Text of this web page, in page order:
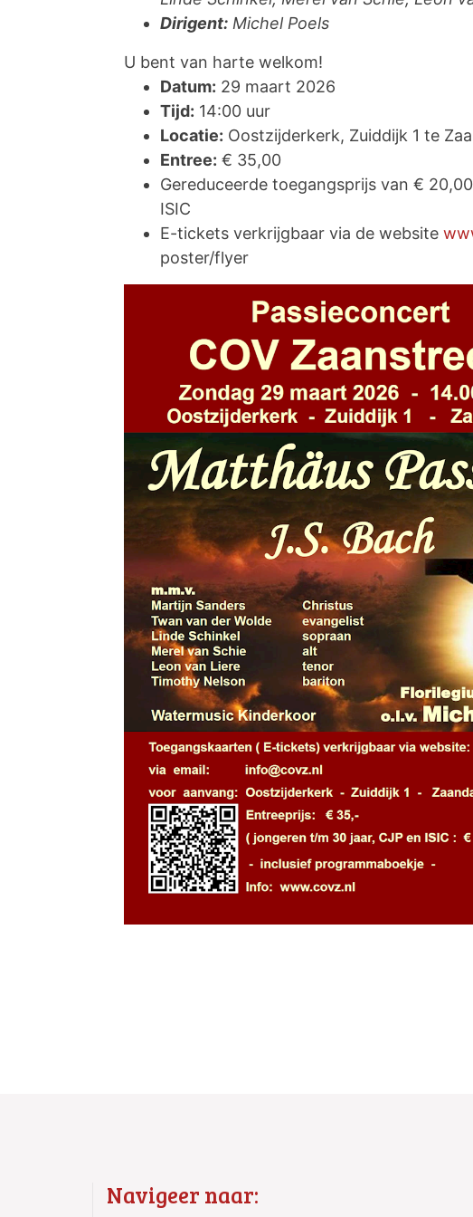
Dirigent: Michel Poels
U bent van harte welkom!
Datum: 29 maart 2026
Tijd: 14:00 uur
Locatie: Oostzijderkerk, Zuiddijk 1 te
Entree: € 35,00
Gereduceerde toegangsprijs van €
ISIC
E-tickets verkrijgbaar via de website
poster/flyer
Navigeer naar: